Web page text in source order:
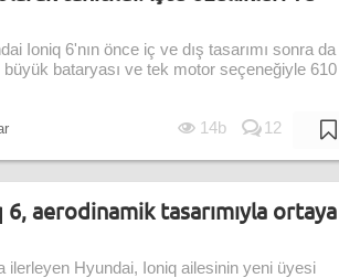
Ioniq 6'nın önce iç ve dış tasarımı sonra da
büyük bataryası ve tek motor seçeneğiyle 610
14b 12
aerodinamik tasarımıyla ortaya
ilerleyen Hyundai, Ioniq ailesinin yeni üyesi